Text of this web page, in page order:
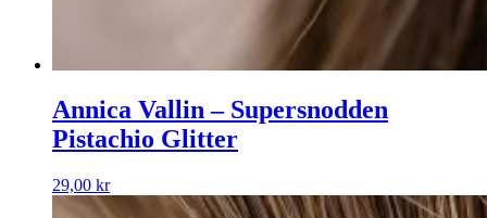
Annica Vallin – Supersnodden
Pistachio Glitter
29,00 kr